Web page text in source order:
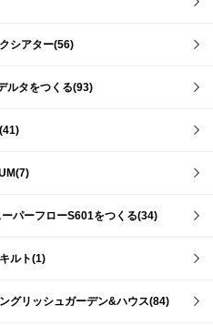
シアター(56)
ルタをつくる(93)
パーフローS601をつくる(34)
ルト(1)
リッシュガーデン&ハウス(84)